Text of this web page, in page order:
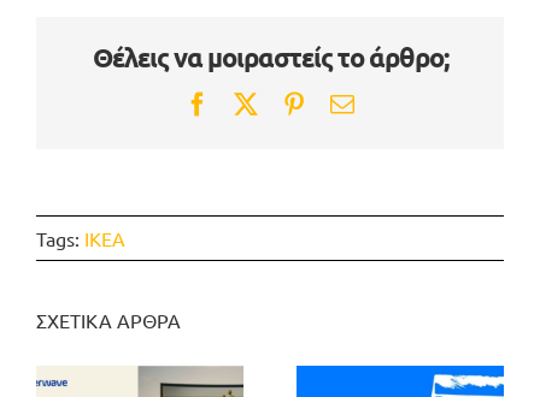
Θέλεις να μοιραστείς το άρθρο;
Facebook
TwitterPinterest
Email
Tags: ΙΚΕΑ
ΣΧΕΤΙΚΑ ΑΡΘΡΑ